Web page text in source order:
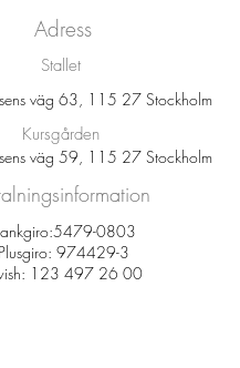
Adress
Stallet
väg 63, 115 27 Stockholm
Kursgården
väg 59, 115 27 Stockholm
5479-0803
Plusgiro: 974429-3
123 497 26 00